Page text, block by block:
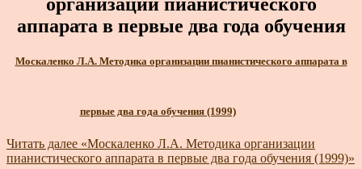
аппарата в первые два года обучения
Москаленко Л.А. Методика организации пианистического аппарата в
первые два года обучения (1999)
Читать далее «Москаленко Л.А. Методика организации
пианистического аппарата в первые два года обучения (1999)»